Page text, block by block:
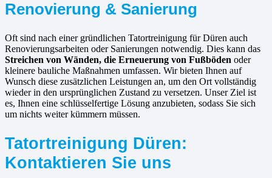
Renovierung & Sanierung
Oft sind nach einer gründlichen Tatortreinigung für Düren auch
Renovierungsarbeiten oder Sanierungen notwendig. Dies kann das
Streichen von Wänden, die Erneuerung von Fußböden oder
kleinere bauliche Maßnahmen umfassen. Wir bieten Ihnen auf
Wunsch diese zusätzlichen Leistungen an, um den Ort vollständig
wieder in den ursprünglichen Zustand zu versetzen. Unser Ziel ist
es, Ihnen eine schlüsselfertige Lösung anzubieten, sodass Sie sich
um nichts weiter kümmern müssen.
Tatortreinigung Düren:
Kontaktieren Sie uns